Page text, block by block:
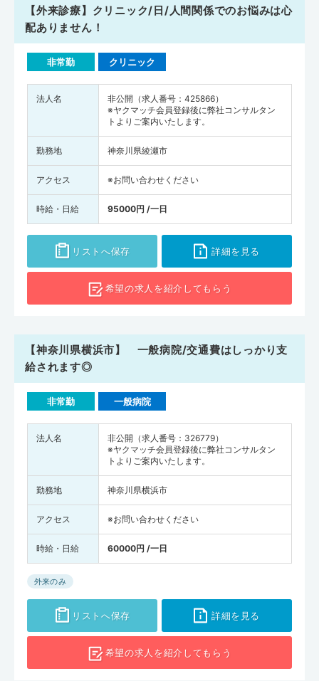
【外来診療】クリニック/日/人間関係でのお悩みは心
配ありません！
非常勤 クリニック
法人名
非公開（求人番号：425866）
※ヤクマッチ会員登録後に弊社コンサルタン
トよりご案内いたします。
勤務地 神奈川県綾瀬市
アクセス ※お問い合わせください
時給・日給 95000円 /一日
リストへ保存 詳細を見る
希望の求人を紹介してもらう
【神奈川県横浜市】 一般病院/交通費はしっかり支
給されます◎
非常勤 一般病院
法人名
非公開（求人番号：326779）
※ヤクマッチ会員登録後に弊社コンサルタン
トよりご案内いたします。
勤務地 神奈川県横浜市
アクセス ※お問い合わせください
時給・日給 60000円 /一日
外来のみ
リストへ保存 詳細を見る
希望の求人を紹介してもらう